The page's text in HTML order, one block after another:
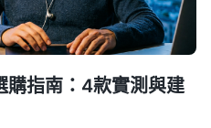
指南：4款實測與建